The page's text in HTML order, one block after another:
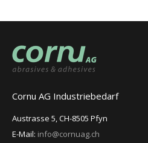
Cornu AG Industriebedarf
Austrasse 5, CH-8505 Pfyn
E-Mail: info@cornuag.ch